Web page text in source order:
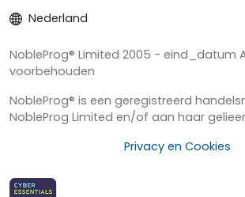
Nederland
NobleProg® Limited 2005 - eind_datum
voorbehouden
NobleProg® is een geregistreerd
NobleProg Limited en/of aan haar
Privacy en Cookies